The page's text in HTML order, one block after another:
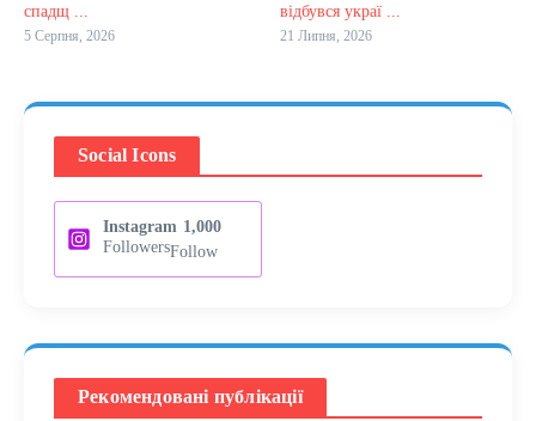
спадщ ...
5 Серпня, 2026
відбувся украї ...
21 Липня, 2026
Social Icons
Instagram 1,000
FollowersFollow
Рекомендовані публікації